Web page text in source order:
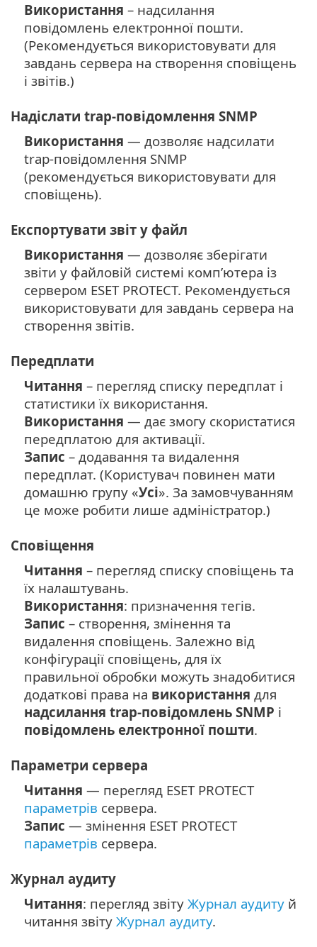
Використання – надсилання
повідомлень електронної пошти.
(Рекомендується використовувати для
завдань сервера на створення сповіщень
і звітів.)
Надіслати trap-повідомлення SNMP
Використання — дозволяє надсилати
trap-повідомлення SNMP
(рекомендується використовувати для
сповіщень).
Експортувати звіт у файл
Використання — дозволяє зберігати
звіти у файловій системі комп’ютера із
сервером ESET PROTECT. Рекомендується
використовувати для завдань сервера на
створення звітів.
Передплати
Читання – перегляд списку передплат і
статистики їх використання.
Використання — дає змогу скористатися
передплатою для активації.
Запис – додавання та видалення
передплат. (Користувач повинен мати
домашню групу «Усі». За замовчуванням
це може робити лише адміністратор.)
Сповіщення
Читання – перегляд списку сповіщень та
їх налаштувань.
Використання: призначення тегів.
Запис – створення, змінення та
видалення сповіщень. Залежно від
конфігурації сповіщень, для їх
правильної обробки можуть знадобитися
додаткові права на використання для
надсилання trap-повідомлень SNMP і
повідомлень електронної пошти.
Параметри сервера
Читання — перегляд ESET PROTECT
параметрів сервера.
Запис — змінення ESET PROTECT
параметрів сервера.
Журнал аудиту
Читання: перегляд звіту Журнал аудиту й
читання звіту Журнал аудиту.